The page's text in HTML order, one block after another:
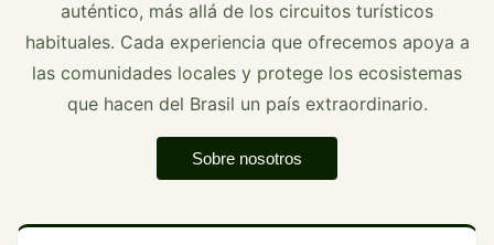
auténtico, más allá de los circuitos turísticos
habituales. Cada experiencia que ofrecemos apoya a
las comunidades locales y protege los ecosistemas
que hacen del Brasil un país extraordinario.
Sobre nosotros